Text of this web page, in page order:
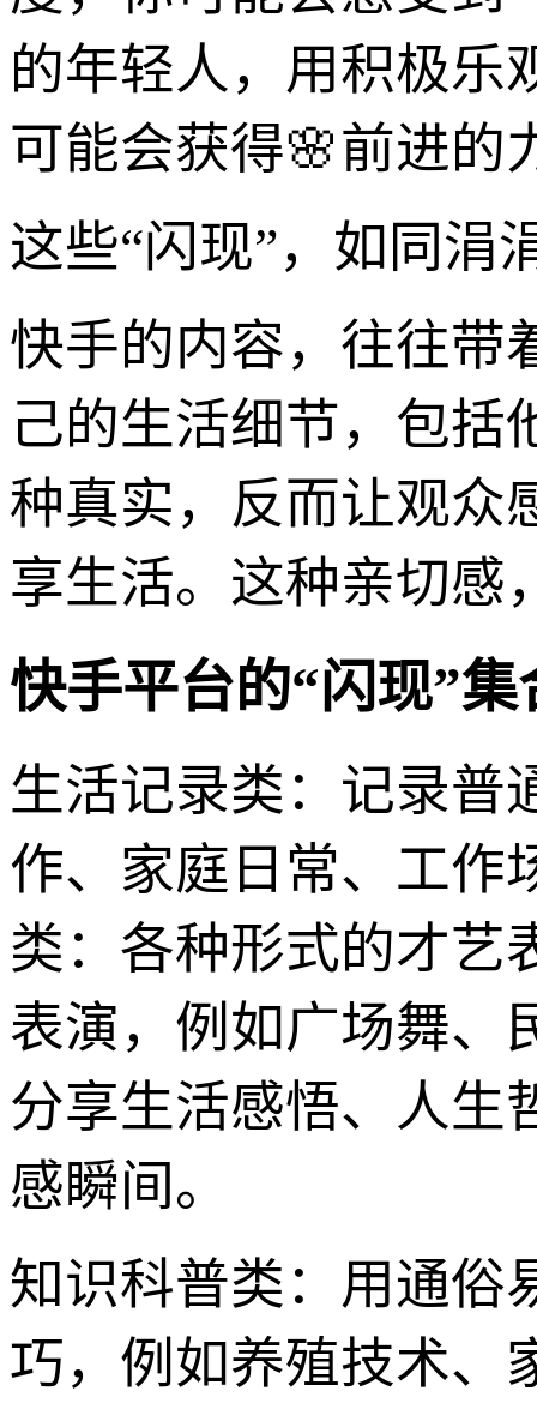
的年轻人，用积极乐
可能会获得🌸前进的
这些“闪现”，如同涓
快手的内容，往往带
己的生活细节，包括
种真实，反而让观众
享生活。这种亲切感
快手平台的“闪现”
生活记录类：记录普
作、家庭日常、工作
类：各种形式的才艺
表演，例如广场舞、
分享生活感悟、人生
感瞬间。
知识科普类：用通俗
巧，例如养殖技术、